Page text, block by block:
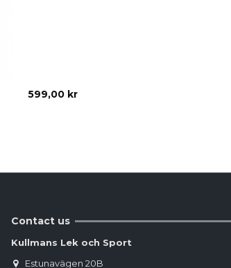
599,00 kr
Contact us
Kullmans Lek och Sport
Estunavägen 20B